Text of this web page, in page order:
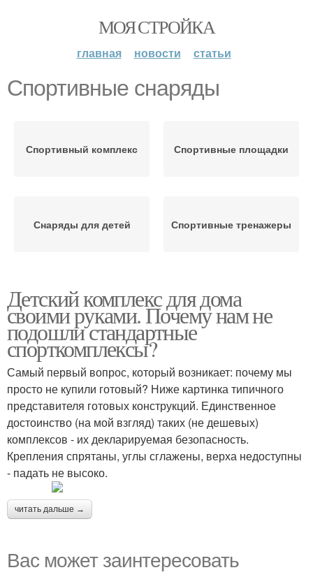
МОЯ СТРОЙКА
главная новости статьи
Спортивные снаряды
Спортивный комплекс Спортивные площадки
Снаряды для детей Спортивные тренажеры
Детский комплекс для дома
своими руками. Почему нам не
подошли стандартные
спорткомплексы?
Самый первый вопрос, который возникает: почему мы
просто не купили готовый? Ниже картинка типичного
представителя готовых конструкций. Единственное
достоинство (на мой взгляд) таких (не дешевых)
комплексов - их декларируемая безопасность.
Крепления спрятаны, углы сглажены, верха недоступны
- падать не высоко.
читать дальше →
Вас может заинтересовать